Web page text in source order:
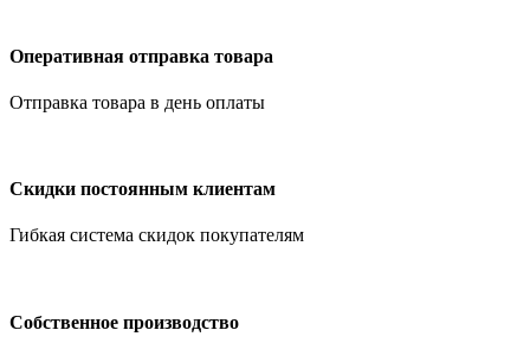
Оперативная отправка товара
Отправка товара в день оплаты
Скидки постоянным клиентам
Гибкая система скидок покупателям
Собственное производство